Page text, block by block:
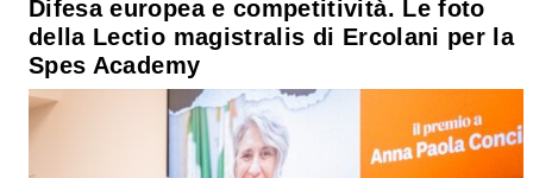
Difesa europea e competitività. Le foto
della Lectio magistralis di Ercolani per la
Spes Academy